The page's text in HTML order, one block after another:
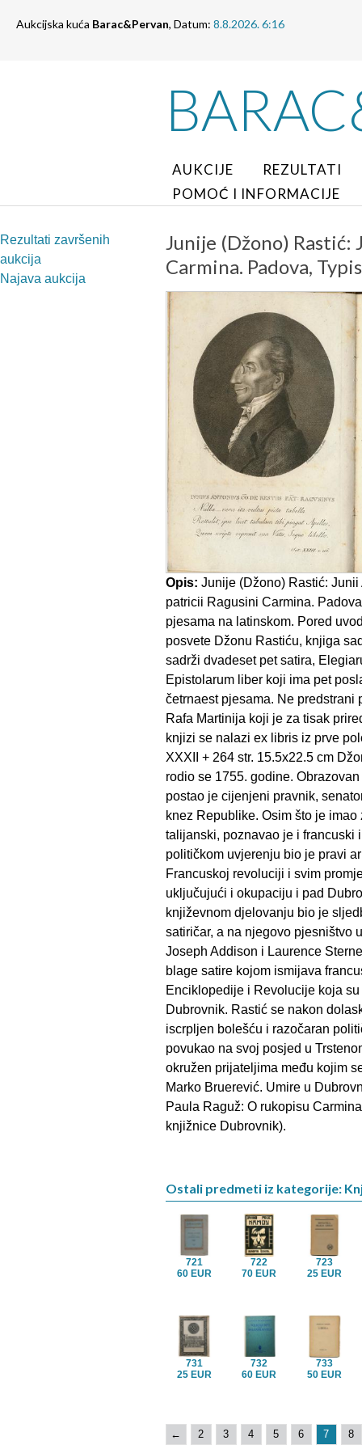
Aukcijska kuća Barac&Pervan, Datum: 8.8.2026. 6:16
AUKCIJE
REZULTATI
POMOĆ I INFORMACIJE
Rezultati završenih
aukcija
Najava aukcija
Junije (Džono)
Carmina. Padova,
Opis: Junije (Džono) Rastić:
patricii Ragusini Carmina.
pjesama na latinskom. Pored
posvete Džonu Rastiću, knjiga
sadrži dvadeset pet satira,
Epistolarum liber koji ima pet
četrnaest pjesama. Ne predstrani
Rafa Martinija koji je za tisak
knjizi se nalazi ex libris iz prve
XXXII + 264 str. 15.5x22.5 cm
rodio se 1755. godine.
postao je cijenjeni pravnik,
knez Republike. Osim što je
talijanski, poznavao je i francuski
političkom uvjerenju bio je pravi
Francuskoj revoluciji i svim
uključujući i okupaciju i pad
književnom djelovanju bio je
satiričar, a na njegovo pjesništvo
Joseph Addison i Laurence
blage satire kojom ismijava
Enciklopedije i Revolucije koja
Dubrovnik. Rastić se nakon
iscrpljen bolešću i razočaran
povukao na svoj posjed u
okružen prijateljima među kojim
Marko Bruerević. Umire u
Paula Raguž: O rukopisu
knjižnice Dubrovnik).
Ostali predmeti iz kategorije:
721
60 EUR
722
70 EUR
723
25 EUR
731
25 EUR
732
60 EUR
733
50 EUR
← 2 3 4 5 6 7 8